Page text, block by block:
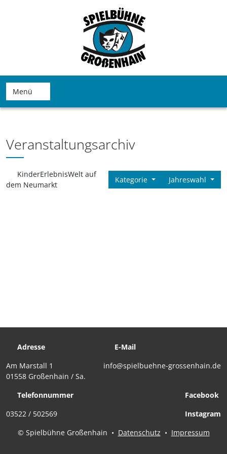
Menü
Veranstaltungsarchiv
KinderErlebnisWelt auf
dem Neumarkt
Kategorie Jahreswahl
Adresse
Am Marstall 1
01558 Großenhain / Sa.
E-Mail
info@spielbuehne-grossenhain.de
Telefonnummer
03522 / 502569
Facebook
Instagram
© Spielbühne Großenhain • Datenschutz • Impressum